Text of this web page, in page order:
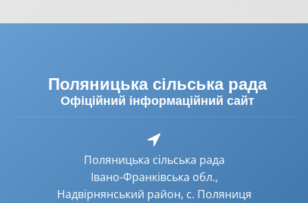
Поляницька сільська рада
Офіційний інформаційний сайт
Поляницька сільська рада
Івано-Франківська обл.,
Надвірнянський район, с. Поляниця